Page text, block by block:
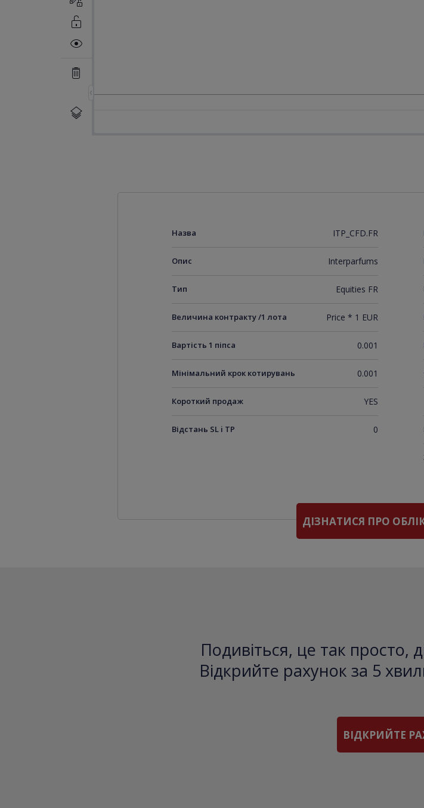
Назва ITP_CFD.FR
Опис Interparfums
Тип Equities FR
Величина контракту /1 лота Price * 1 EUR
Вартість 1 піпса 0.001
Мінімальний крок котирувань 0.001
Короткий продаж YES
Відстань SL i TP 0
ДІЗНАТИСЯ ПРО
Подивіться, це так просто,
Відкрийте рахунок за 5
ВІДКРИЙТЕ